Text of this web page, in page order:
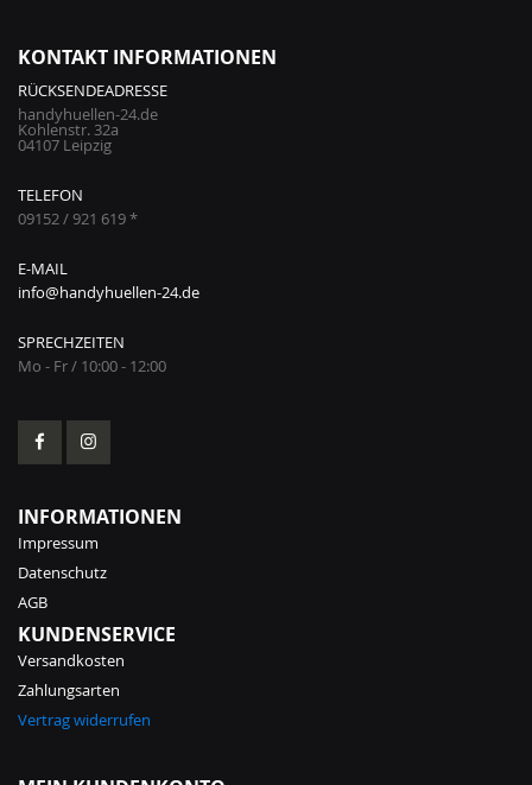
KONTAKT INFORMATIONEN
RÜCKSENDEADRESSE
handyhuellen-24.de
Kohlenstr. 32a
04107 Leipzig
TELEFON
09152 / 921 619 *
E-MAIL
info@handyhuellen-24.de
SPRECHZEITEN
Mo - Fr / 10:00 - 12:00
INFORMATIONEN
Impressum
Datenschutz
AGB
KUNDENSERVICE
Versandkosten
Zahlungsarten
Vertrag widerrufen